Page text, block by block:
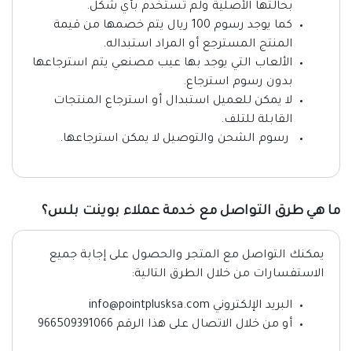
بحالتها الأصلية ولم تستخدم بأي شكل.
كما يوجد رسوم 100 ريال يتم خصمها من قيمة
المنتج المسترجع أو المراد استبداله.
الألعاب التي يوجد بها عيب مصنعي يتم استرجاعها
بدون رسوم استرجاع.
لا يمكن للعميل استبدال أو استرجاع المنتجات
القابلة للتلف.
رسوم الشحن والتوصيل لا يمكن استرجاعها.
ما هي طرق التواصل مع خدمة عملاء بوينت بلس؟
يمكنك التواصل مع المتجر والحصول على إجابة جميع
الاستفسارات من خلال الطرق التالية:
البريد الإلكتروني info@pointplusksa.com
أو من خلال الاتصال على هذا الرقم 966509391066